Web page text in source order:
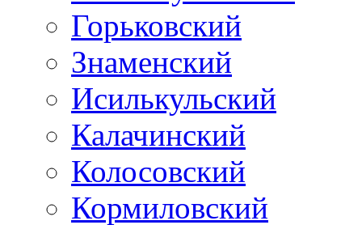
Горьковский
Знаменский
Исилькульский
Калачинский
Колосовский
Кормиловский